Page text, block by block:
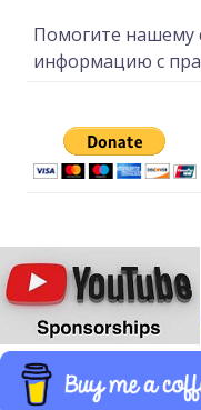
Помогите нашему
информацию с